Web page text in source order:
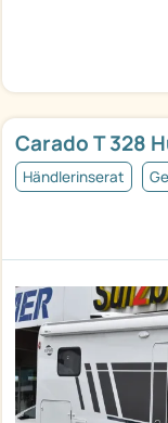
Carado T 328
Händlerinserat